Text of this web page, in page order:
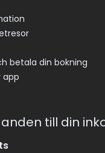
betala din bokning
app
till din